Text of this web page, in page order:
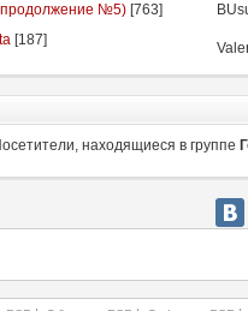
№5)[763]
[187]
находящиеся в группе